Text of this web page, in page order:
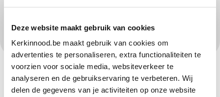
Deze website maakt gebruik van cookies
Kerkinnood.be maakt gebruik van cookies om
advertenties te personaliseren, extra functionaliteiten te
voorzien voor sociale media, websiteverkeer te
analyseren en de gebruikservaring te verbeteren. Wij
delen de gegevens van je activiteiten op onze website